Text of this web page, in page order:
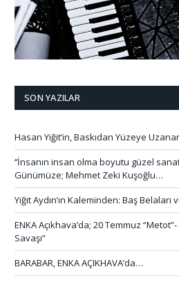
SON YAZILAR
Hasan Yiğit’in, Baskıdan Yüzeye
‘’İnsanın insan olma boyutu güzel
Günümüze; Mehmet Zeki Kuşoğlu…
Yiğit Aydın’ın Kaleminden: Baş Belaları
ENKA Açıkhava’da; 20 Temmuz
Savaşı”
BARABAR, ENKA AÇIKHAVA’da…